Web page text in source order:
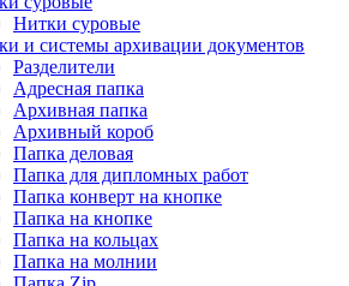
Нитки суровые
и системы архивации документов
Разделители
Адресная папка
Архивная папка
Архивный короб
Папка деловая
Папка для дипломных работ
Папка конверт на кнопке
Папка на кнопке
Папка на кольцах
Папка на молнии